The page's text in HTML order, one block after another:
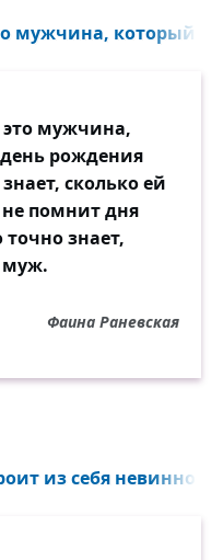
мужчина, который...
мужчина,
рождения
сколько ей
помнит дня
знает,
муж.
Фаина Раневская
из себя